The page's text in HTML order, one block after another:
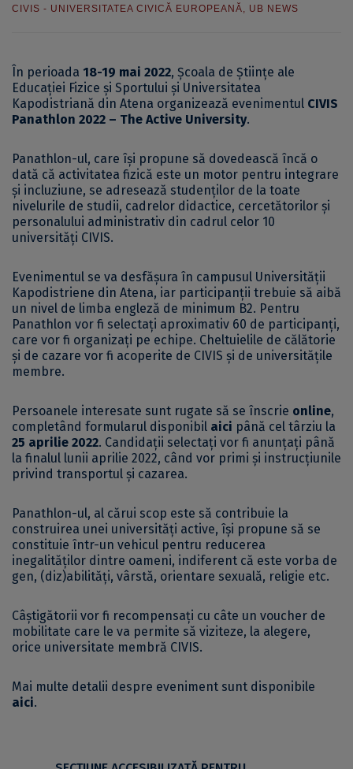
CIVIS - UNIVERSITATEA CIVICĂ EUROPEANĂ, UB NEWS
În perioada 18-19 mai 2022, Școala de Științe ale
Educației Fizice și Sportului și Universitatea
Kapodistriană din Atena organizează evenimentul CIVIS
Panathlon 2022 – The Active University.
Panathlon-ul, care își propune să dovedească încă o
dată că activitatea fizică este un motor pentru integrare
și incluziune, se adresează studenților de la toate
nivelurile de studii, cadrelor didactice, cercetătorilor și
personalului administrativ din cadrul celor 10
universități CIVIS.
Evenimentul se va desfășura în campusul Universității
Kapodistriene din Atena, iar participanții trebuie să aibă
un nivel de limba engleză de minimum B2. Pentru
Panathlon vor fi selectați aproximativ 60 de participanți,
care vor fi organizați pe echipe. Cheltuielile de călătorie
și de cazare vor fi acoperite de CIVIS și de universitățile
membre.
Persoanele interesate sunt rugate să se înscrie online,
completând formularul disponibil aici până cel târziu la
25 aprilie 2022. Candidații selectați vor fi anunțați până
la finalul lunii aprilie 2022, când vor primi și instrucțiunile
privind transportul și cazarea.
Panathlon-ul, al cărui scop este să contribuie la
construirea unei universități active, își propune să se
constituie într-un vehicul pentru reducerea
inegalităților dintre oameni, indiferent că este vorba de
gen, (diz)abilități, vârstă, orientare sexuală, religie etc.
Câștigătorii vor fi recompensați cu câte un voucher de
mobilitate care le va permite să viziteze, la alegere,
orice universitate membră CIVIS.
Mai multe detalii despre eveniment sunt disponibile
aici.